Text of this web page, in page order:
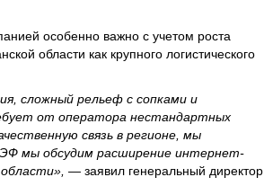
особенно важно с учетом роста
области как крупного логистического
сложный рельеф с сопками и
от оператора нестандартных
связь в регионе, мы
мы обсудим расширение интернет-
области», — заявил генеральный директор